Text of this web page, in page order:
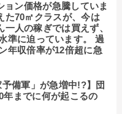
ョン価格が急騰していま
た70㎡クラスが、今は
人の稼ぎでは買えず、
準に迫っています。 過
年収倍率が12倍超に急
予備軍」が急増中!?】団
年までに何が起こるの